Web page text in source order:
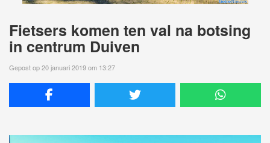
Fietsers komen ten val na botsing
in centrum Duiven
Gepost op 20 januari 2019 om 13:27